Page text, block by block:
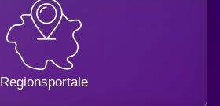
Regionsportale